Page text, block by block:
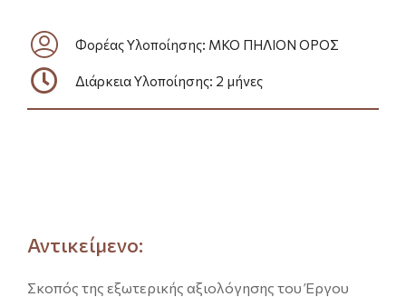
Φορέας Υλοποίησης: ΜΚΟ ΠΗΛΙΟΝ ΟΡΟΣ
Διάρκεια Υλοποίησης: 2 μήνες
Αντικείμενο:
Σκοπός της εξωτερικής αξιολόγησης του Έργου